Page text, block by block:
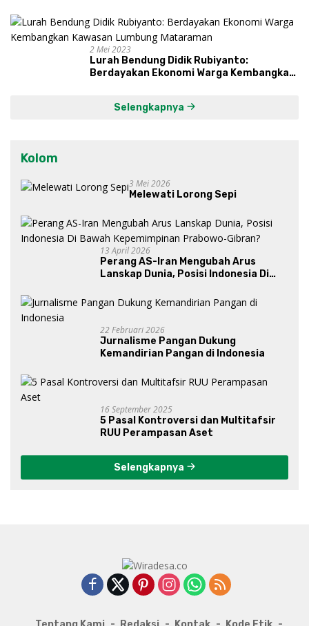
dan Syukuri Hasil
2 Mei 2023
Lurah Bendung Didik Rubiyanto:
Berdayakan Ekonomi Warga Kembangkan
Selengkapnya
Kolom
3 Mei 2026
Melewati Lorong Sepi
13 April 2026
Perang AS-Iran Mengubah Arus
Lanskap Dunia, Posisi Indonesia Di
Gibran?
22 Februari 2026
Jurnalisme Pangan Dukung
Kemandirian Pangan di Indonesia
16 September 2025
5 Pasal Kontroversi dan Multitafsir
RUU Perampasan Aset
Selengkapnya